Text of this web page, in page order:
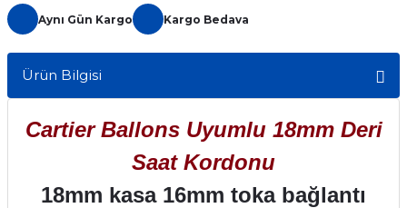
Aynı Gün Kargo Kargo Bedava
Ürün Bilgisi
Cartier Ballons Uyumlu 18mm Deri
Saat Kordonu
18mm kasa 16mm toka bağlantı